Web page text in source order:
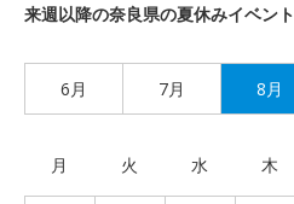
来週以降の奈良県の夏休みイベン
6月 7月 8月
月 火 水 木